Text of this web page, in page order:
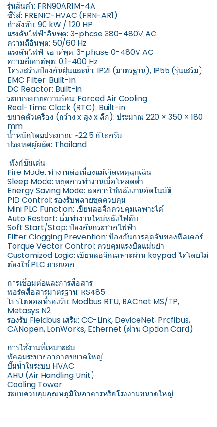
รุ่นสินค้า: FRN90AR1M-4A
ซีรีส์: FRENIC-HVAC (FRN-AR1)
กำลังขับ: 90 kW / 120 HP
แรงดันไฟฟ้าอินพุต: 3-phase 380-480V AC
ความถี่อินพุต: 50/60 Hz
แรงดันไฟฟ้าเอาต์พุต: 3-phase 0-480V AC
ความถี่เอาต์พุต: 0.1-400 Hz
โครงสร้างป้องกันฝุ่นและน้ำ: IP21 (มาตรฐาน), IP55 (รุ่นเสริม)
EMC Filter: Built-in
DC Reactor: Built-in
ระบบระบายความร้อน: Forced Air Cooling
Real-Time Clock (RTC): Built-in
ขนาดตัวเครื่อง (กว้าง x สูง x ลึก): ประมาณ 220 × 350 × 180
mm
น้ำหนักโดยประมาณ: ~22.5 กิโลกรัม
ประเทศผู้ผลิต: Thailand
️ ฟังก์ชันเด่น
Fire Mode: ทำงานต่อเนื่องแม้เกิดเหตุฉุกเฉิน
Sleep Mode: หยุดการทำงานเมื่อโหลดต่ำ
Energy Saving Mode: ลดการใช้พลังงานอัตโนมัติ
PID Control: รองรับหลายชุดควบคุม
Mini PLC Function: เขียนลอจิกควบคุมเฉพาะได้
Auto Restart: เริ่มทำงานใหม่หลังไฟดับ
Soft Start/Stop: ป้องกันกระชากไฟฟ้า
Filter Clogging Prevention: ป้องกันการอุดตันของฟิลเตอร์
Torque Vector Control: ควบคุมแรงบิดแม่นยำ
Customized Logic: เขียนลอจิกเฉพาะผ่าน keypad ได้โดยไม่
ต้องใช้ PLC ภายนอก
การเชื่อมต่อและการสื่อสาร
พอร์ตสื่อสารมาตรฐาน: RS485
โปรโตคอลที่รองรับ: Modbus RTU, BACnet MS/TP,
Metasys N2
รองรับ Fieldbus เสริม: CC-Link, DeviceNet, Profibus,
CANopen, LonWorks, Ethernet (ผ่าน Option Card)
การใช้งานที่เหมาะสม
พัดลมระบายอากาศขนาดใหญ่
ปั๊มน้ำในระบบ HVAC
AHU (Air Handling Unit)
Cooling Tower
ระบบควบคุมอุณหภูมิในอาคารหรือโรงงานขนาดใหญ่